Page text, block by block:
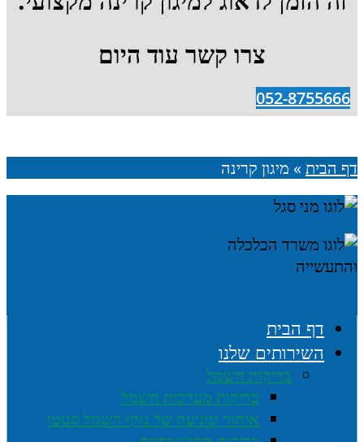
צרו קשר עוד היום
052-8755666
דף הבית » מיגון קרינה
דף הבית
השירותים שלנו
בדיקות חשמל
בדיקות מערכות חשמל
איתור ומניעה של נזקי חשמל סטטי